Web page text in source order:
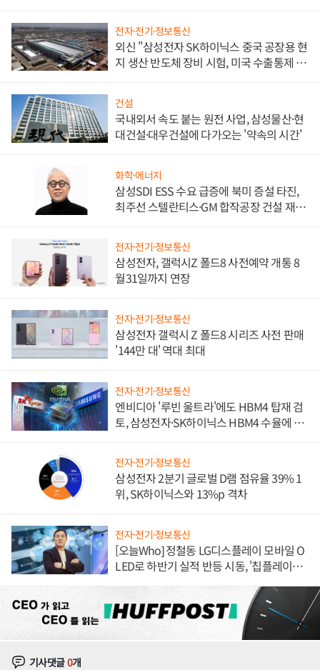
전자·전기·정보통신
외신 "삼성전자 SK하이닉스 중국 공장용 현
지 생산 반도체 장비 시험, 미국 수출통제 대
건설
국내외서 속도 붙는 원전 사업, 삼성물산·현
대건설·대우건설에 다가오는 '약속의 시간'
화학·에너지
삼성SDI ESS 수요 급증에 북미 증설 타진,
최주선 스텔란티스·GM 합작공장 건설 재추
전자·전기·정보통신
삼성전자, 갤럭시Z 폴드8 사전예약 개통 8
월31일까지 연장
전자·전기·정보통신
삼성전자 갤럭시 Z 폴드8 시리즈 사전 판매
'144만 대' 역대 최대
전자·전기·정보통신
엔비디아 '루빈 울트라'에도 HBM4 탑재 검
토, 삼성전자·SK하이닉스 HBM4 수율에 주
전자·전기·정보통신
삼성전자 2분기 글로벌 D램 점유율 39% 1
위, SK하이닉스와 13%p 격차
전자·전기·정보통신
[오늘Who] 정철동 LG디스플레이 모바일 O
LED로 하반기 실적 반등 시동, '칩플레이
기사댓글0개